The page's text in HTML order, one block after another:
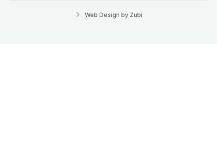
Web Design by Zubi